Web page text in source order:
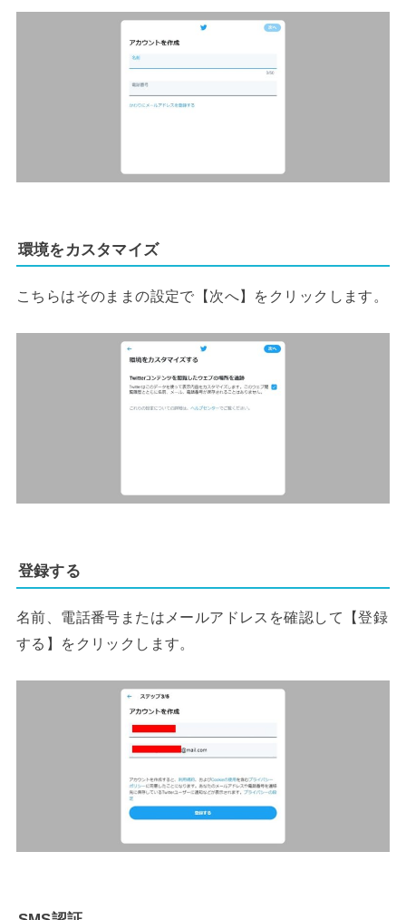
環境をカスタマイズ
こちらはそのままの設定で【次へ】をクリックします。
登録する
名前、電話番号またはメールアドレスを確認して【登録
する】をクリックします。